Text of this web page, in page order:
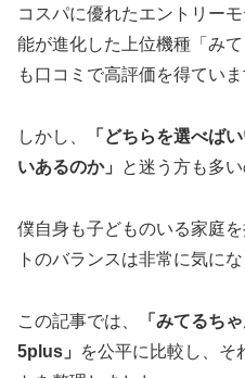
コスパに優れたエントリー
能が進化した上位機種「み
も口コミで高評価を得ていま
しかし、
「どちらを選べば
いあるのか」
と迷う方も多
僕自身も子どものいる家庭
トのバランスは非常に気に
この記事では、 「みてるちゃ
5plus」
を公平に比較し、そ